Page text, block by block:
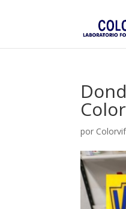
por Colorvif